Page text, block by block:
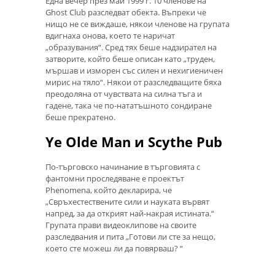
Ghost Club разследват обекта. Въпреки че
нищо не се виждаше, някои членове на групата
вдигнаха онова, което те наричат ​​
„образувания“. Сред тях беше надзирател на
затворите, който беше описан като „труден,
мършав и изморен със силен и нехигиеничен
мирис на тяло“. Някои от разследващите бяха
преодоляна от чувствата на силна тъга и
гадене, така че по-нататъшното сондиране
беше прекратено.
Ye Olde Man и Scythe Pub
По-търговско начинание в търговията с
фантомни проследяване е проектът
Phenomena, който декларира, че
„Свръхестествените сили и науката вървят
напред, за да открият най-накрая истината.“
Групата прави видеоклипове на своите
разследвания и пита „Готови ли сте за нещо,
което сте можеш ли да повярваш? “